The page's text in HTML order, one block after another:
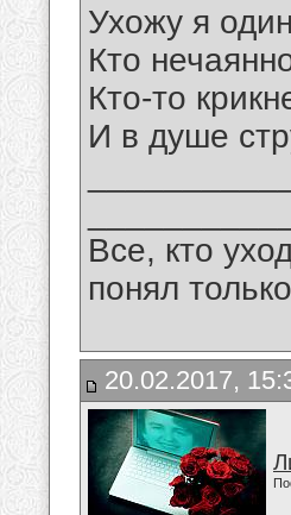
Ухожу я
Кто
Кто-то
И в душе
Все, кто
понял
20.02.2017,